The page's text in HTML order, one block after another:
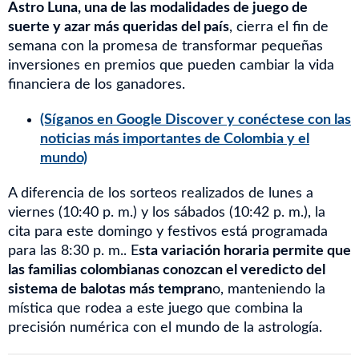
Astro Luna, una de las modalidades de juego de
suerte y azar más queridas del país, cierra el fin de
semana con la promesa de transformar pequeñas
inversiones en premios que pueden cambiar la vida
financiera de los ganadores.
(Síganos en Google Discover y conéctese con las
noticias más importantes de Colombia y el
mundo)
A diferencia de los sorteos realizados de lunes a
viernes (10:40 p. m.) y los sábados (10:42 p. m.), la
cita para este domingo y festivos está programada
para las 8:30 p. m.. Esta variación horaria permite que
las familias colombianas conozcan el veredicto del
sistema de balotas más temprano, manteniendo la
mística que rodea a este juego que combina la
precisión numérica con el mundo de la astrología.